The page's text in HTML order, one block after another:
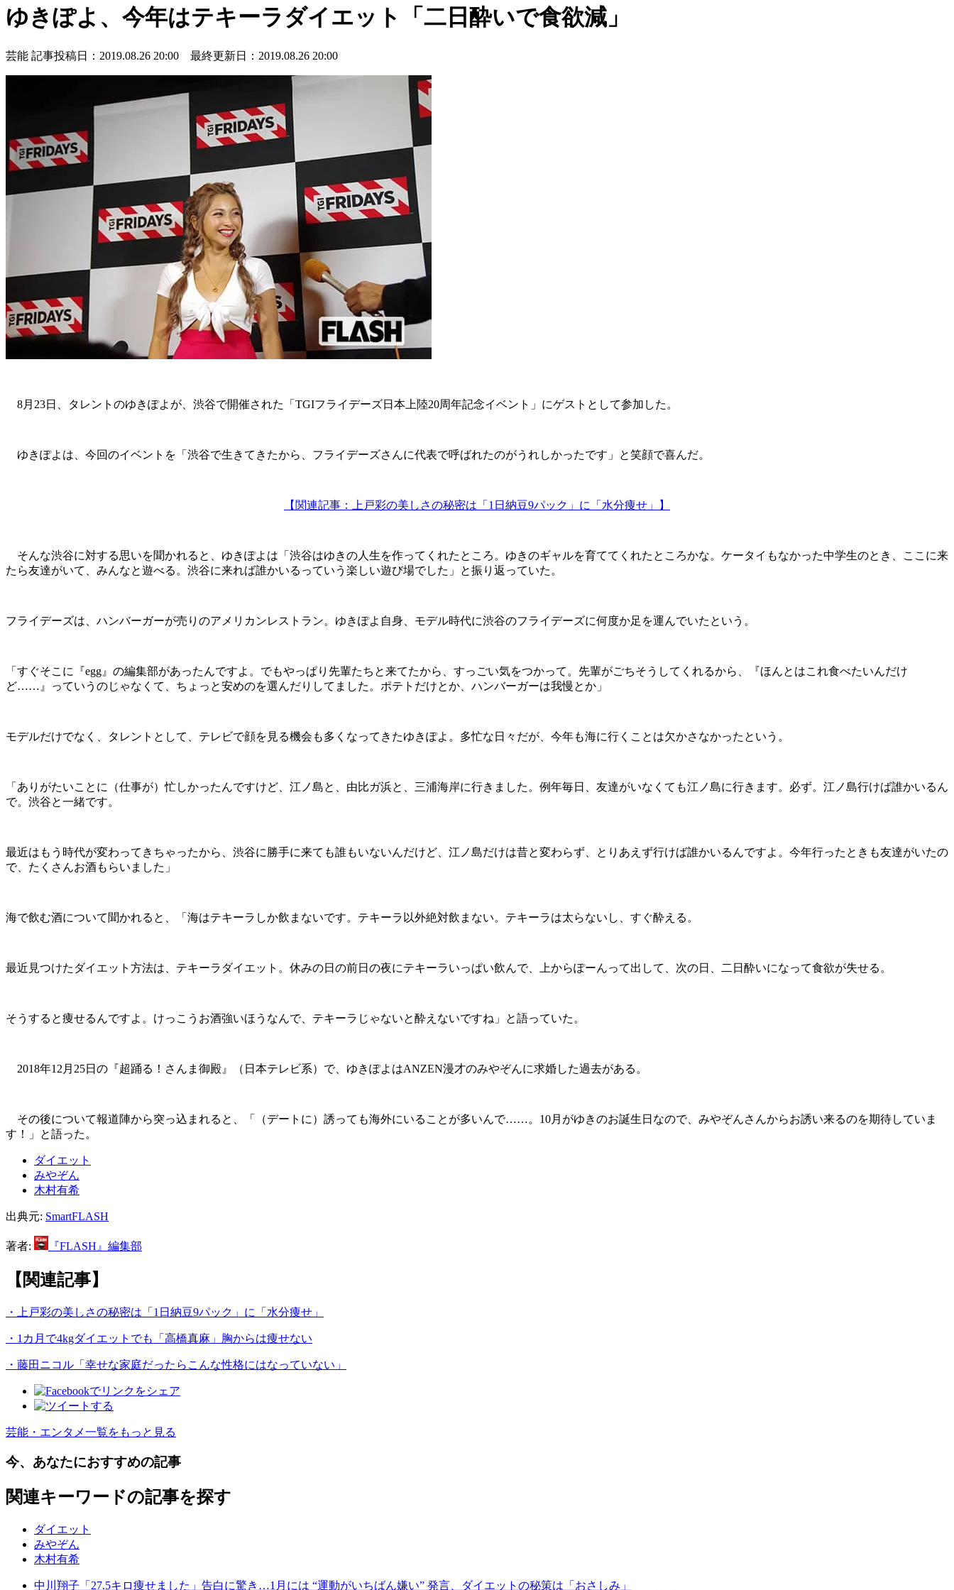
ゆきぽよ、今年はテキーラダイエット「二日酔いで食欲減」
芸能 記事投稿日：2019.08.26 20:00 最終更新日：2019.08.26 20:00
8月23日、タレントのゆきぽよが、渋谷で開催された「TGIフライデーズ日本上陸20周年記念イベント」にゲストとして参加した。
ゆきぽよは、今回のイベントを「渋谷で生きてきたから、フライデーズさんに代表で呼ばれたのがうれしかったです」と笑顔で喜んだ。
【関連記事：上戸彩の美しさの秘密は「1日納豆9パック」に「水分痩せ」】
そんな渋谷に対する思いを聞かれると、ゆきぽよは「渋谷はゆきの人生を作ってくれたところ。ゆきのギャルを育ててくれたところかな。ケータイもなかった中学生のとき、ここに来
たら友達がいて、みんなと遊べる。渋谷に来れば誰かいるっていう楽しい遊び場でした」と振り返っていた。
フライデーズは、ハンバーガーが売りのアメリカンレストラン。ゆきぽよ自身、モデル時代に渋谷のフライデーズに何度か足を運んでいたという。
「すぐそこに『egg』の編集部があったんですよ。でもやっぱり先輩たちと来てたから、すっごい気をつかって。先輩がごちそうしてくれるから、『ほんとはこれ食べたいんだけ
ど……』っていうのじゃなくて、ちょっと安めのを選んだりしてました。ポテトだけとか、ハンバーガーは我慢とか」
モデルだけでなく、タレントとして、テレビで顔を見る機会も多くなってきたゆきぽよ。多忙な日々だが、今年も海に行くことは欠かさなかったという。
「ありがたいことに（仕事が）忙しかったんですけど、江ノ島と、由比ガ浜と、三浦海岸に行きました。例年毎日、友達がいなくても江ノ島に行きます。必ず。江ノ島行けば誰かいるん
で。渋谷と一緒です。
最近はもう時代が変わってきちゃったから、渋谷に勝手に来ても誰もいないんだけど、江ノ島だけは昔と変わらず、とりあえず行けば誰かいるんですよ。今年行ったときも友達がいたの
で、たくさんお酒もらいました」
海で飲む酒について聞かれると、「海はテキーラしか飲まないです。テキーラ以外絶対飲まない。テキーラは太らないし、すぐ酔える。
最近見つけたダイエット方法は、テキーラダイエット。休みの日の前日の夜にテキーラいっぱい飲んで、上からぽーんって出して、次の日、二日酔いになって食欲が失せる。
そうすると痩せるんですよ。けっこうお酒強いほうなんで、テキーラじゃないと酔えないですね」と語っていた。
2018年12月25日の『超踊る！さんま御殿』（日本テレビ系）で、ゆきぽよはANZEN漫才のみやぞんに求婚した過去がある。
その後について報道陣から突っ込まれると、「（デートに）誘っても海外にいることが多いんで……。10月がゆきのお誕生日なので、みやぞんさんからお誘い来るのを期待していま
す！」と語った。
ダイエット
みやぞん
木村有希
出典元: SmartFLASH
著者: 『FLASH』編集部
【関連記事】
・上戸彩の美しさの秘密は「1日納豆9パック」に「水分痩せ」
・1カ月で4kgダイエットでも「高橋真麻」胸からは痩せない
・藤田ニコル「幸せな家庭だったらこんな性格にはなっていない」
芸能・エンタメ一覧をもっと見る
今、あなたにおすすめの記事
関連キーワードの記事を探す
ダイエット
みやぞん
木村有希
中川翔子「27.5キロ痩せました」告白に驚き…1月には “運動がいちばん嫌い” 発言、ダイエットの秘策は「おさしみ」